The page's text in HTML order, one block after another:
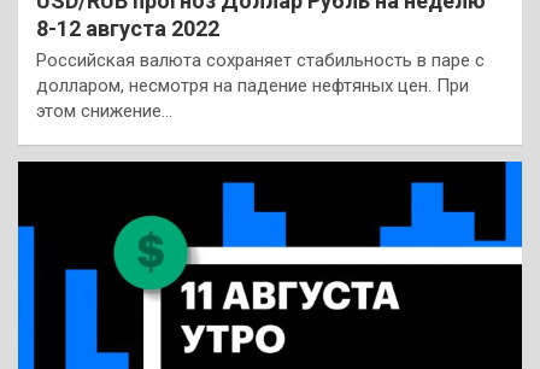
8-12 августа 2022
Российская валюта сохраняет стабильность в паре с
долларом, несмотря на падение нефтяных цен. При
этом снижение…